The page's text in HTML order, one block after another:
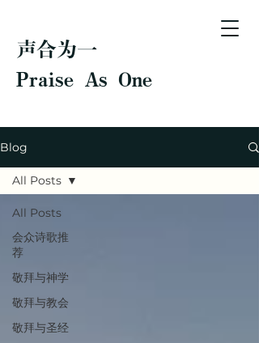
声合为一
Praise As One
Blog
All Posts
会众诗歌推
荐
敬拜与神学
敬拜与教会
敬拜与圣经
All Posts